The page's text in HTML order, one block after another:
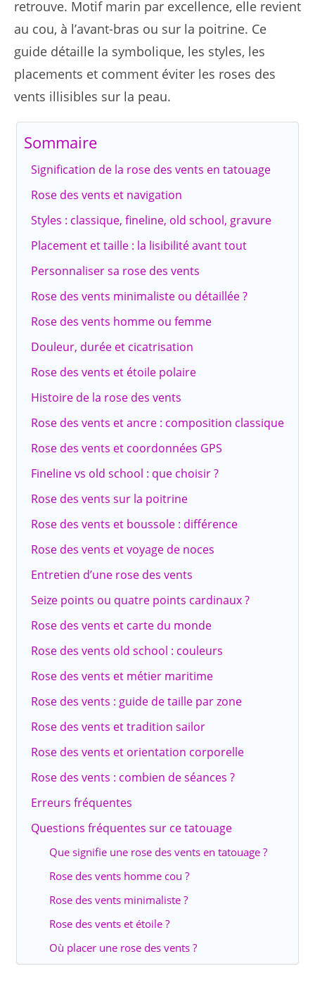
retrouve. Motif marin par excellence, elle revient
au cou, à l’avant-bras ou sur la poitrine. Ce
guide détaille la symbolique, les styles, les
placements et comment éviter les roses des
vents illisibles sur la peau.
Sommaire
Signification de la rose des vents en tatouage
Rose des vents et navigation
Styles : classique, fineline, old school, gravure
Placement et taille : la lisibilité avant tout
Personnaliser sa rose des vents
Rose des vents minimaliste ou détaillée ?
Rose des vents homme ou femme
Douleur, durée et cicatrisation
Rose des vents et étoile polaire
Histoire de la rose des vents
Rose des vents et ancre : composition classique
Rose des vents et coordonnées GPS
Fineline vs old school : que choisir ?
Rose des vents sur la poitrine
Rose des vents et boussole : différence
Rose des vents et voyage de noces
Entretien d’une rose des vents
Seize points ou quatre points cardinaux ?
Rose des vents et carte du monde
Rose des vents old school : couleurs
Rose des vents et métier maritime
Rose des vents : guide de taille par zone
Rose des vents et tradition sailor
Rose des vents et orientation corporelle
Rose des vents : combien de séances ?
Erreurs fréquentes
Questions fréquentes sur ce tatouage
Que signifie une rose des vents en tatouage ?
Rose des vents homme cou ?
Rose des vents minimaliste ?
Rose des vents et étoile ?
Où placer une rose des vents ?